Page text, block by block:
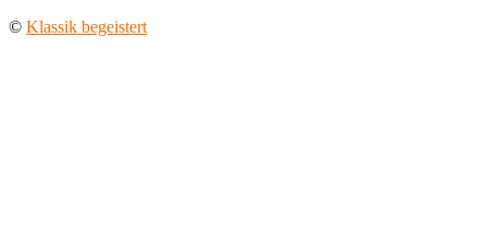
© Klassik begeistert